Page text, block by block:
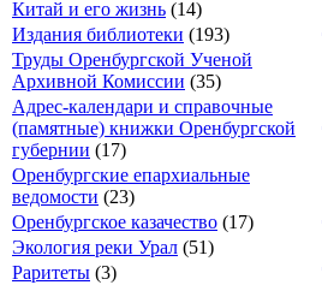
Китай и его жизнь (14)
Издания библиотеки (193)
Труды Оренбургской Ученой
Архивной Комиссии (35)
Адрес-календари и справочные
(памятные) книжки Оренбургской
губернии (17)
Оренбургские епархиальные
ведомости (23)
Оренбургское казачество (17)
Экология реки Урал (51)
Раритеты (3)